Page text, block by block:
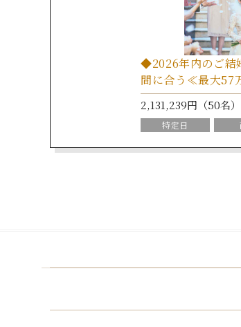
◆2026年内のご結
間に合う≪最大57
2,131,239円（50名）
特定日